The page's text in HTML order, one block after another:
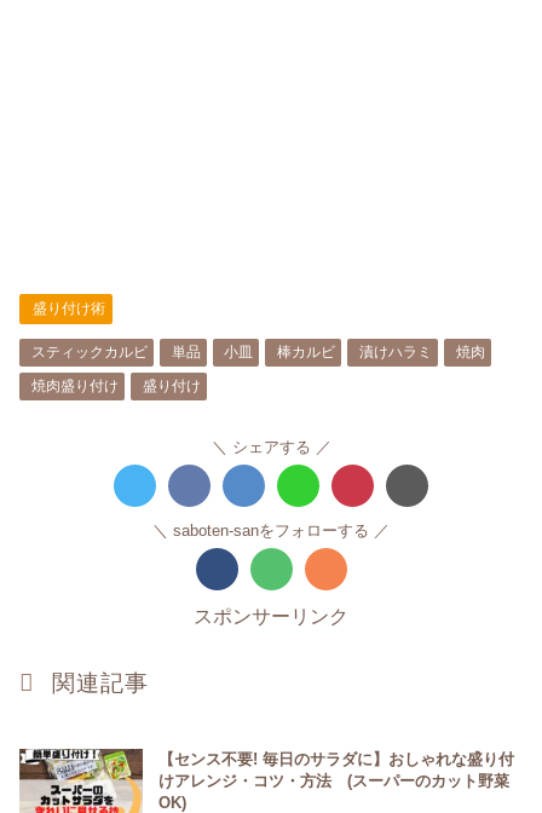
盛り付け術
スティックカルビ 単品 小皿 棒カルビ 漬けハラミ
焼肉
焼肉盛り付け
盛り付け
シェアする
saboten-sanをフォローする
スポンサーリンク
関連記事
【センス不要! 毎日のサラダに】おしゃれな盛り付
けアレンジ・コツ・方法 (スーパーのカット野菜
OK)